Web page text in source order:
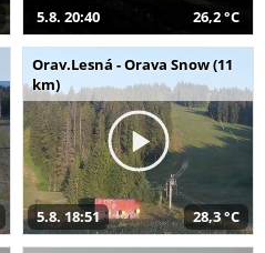
5.8. 20:40 26,2 °C
Orav.Lesná - Orava Snow (11
km)
5.8. 18:51 28,3 °C